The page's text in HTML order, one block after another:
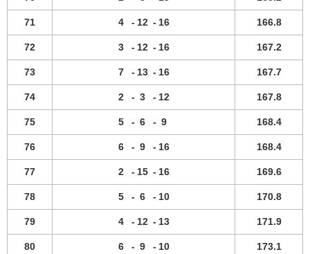
71 4 - 12 - 16 166.8
72 3 - 12 - 16 167.2
73 7 - 13 - 16 167.7
74 2 - 3 - 12 167.8
75 5 - 6 - 9 168.4
76 6 - 9 - 16 168.4
77 2 - 15 - 16 169.6
78 5 - 6 - 10 170.8
79 4 - 12 - 13 171.9
80 6 - 9 - 10 173.1